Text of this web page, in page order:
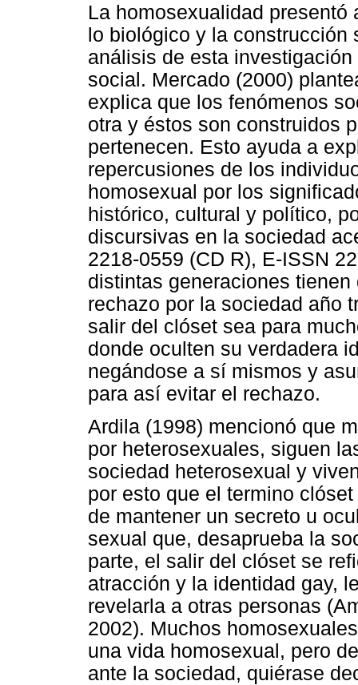
La homosexualidad
lo biológico y la
análisis de esta
social. Mercado (2000)
explica que los fenómenos
otra y éstos son construidos
pertenecen. Esto ayuda a
repercusiones de los
homosexual por los
histórico, cultural y político,
discursivas en la sociedad
2218-0559 (CD R), E-ISSN
distintas generaciones
rechazo por la sociedad año
salir del clóset sea para
donde oculten su verdadera
negándose a sí mismos y
para así evitar el rechazo.
Ardila (1998) mencionó que
por heterosexuales, siguen
sociedad heterosexual y
por esto que el termino
de mantener un secreto u
sexual que, desaprueba la
parte, el salir del clóset se
atracción y la identidad gay,
revelarla a otras personas
2002). Muchos
una vida homosexual, pero
ante la sociedad, quiérase